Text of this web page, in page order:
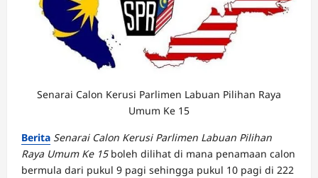
Senarai Calon Kerusi Parlimen Labuan Pilihan Raya
Umum Ke 15
Berita Senarai Calon Kerusi Parlimen Labuan Pilihan
Raya Umum Ke 15boleh dilihat di mana penamaan calon
bermula dari pukul 9 pagi sehingga pukul 10 pagi di 222